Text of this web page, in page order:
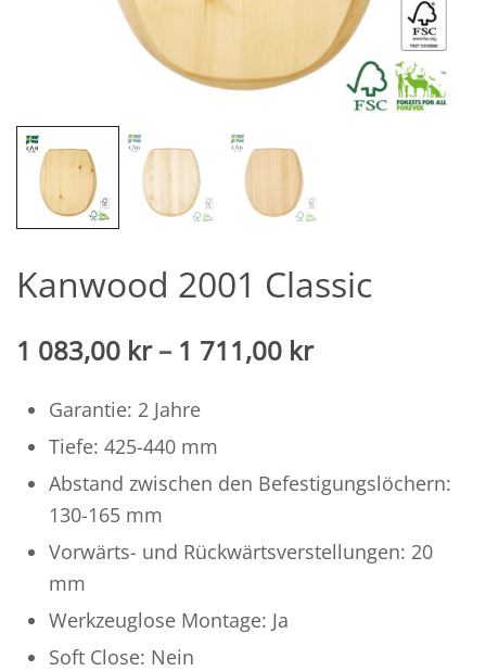
Kanwood 2001 Classic
1 083,00 kr – 1 711,00 krPreisspanne:
bis
SEK
Garantie: 2 Jahre
Tiefe: 425-440 mm
Abstand zwischen den Befestigungslöchern:
130-165 mm
Vorwärts- und Rückwärtsverstellungen: 20
mm
Werkzeuglose Montage: Ja
Soft Close: Nein